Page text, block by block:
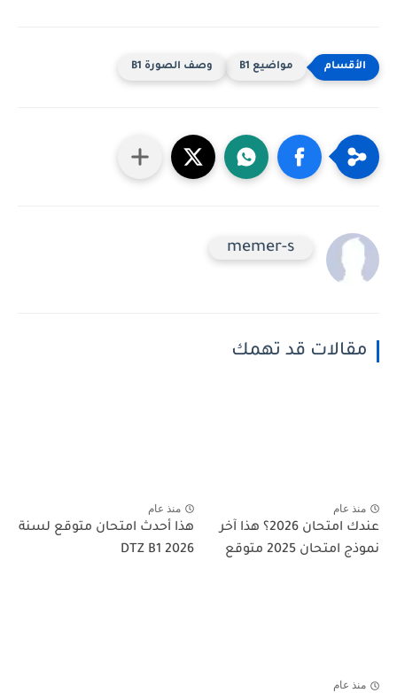
مواضيع B1 وصف الصورة B1
memer-s
مقالات قد تهمك
منذ عام
عندك امتحان 2026؟ هذا آخر
نموذج امتحان 2025 متوقع
منذ عام
هذا أحدث امتحان متوقع لسنة
2026 DTZ B1
منذ عام